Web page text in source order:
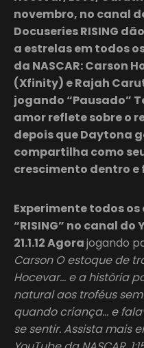
novembro, no canal
Docuseries RISING
a estrelas em todos
da NASCAR: Carson
(Xfinity) e Rajah
jogando “Pausado”
amor reflete sobre o
depois que Daytona
compartilha como
crescimento dentro
Experimente todos
“RISING” no canal do
21.1.12 Agorajogando
Carson O estoque de
Hocevar… e a história
natural aos troféus
quando criança… e
se sentir. Assista mais